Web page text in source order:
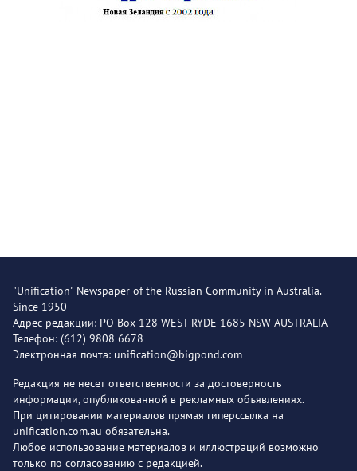
"Unification" Newspaper of the Russian Community in Australia.
Since 1950
Адрес редакции: PO Box 128 WEST RYDE 1685 NSW AUSTRALIA
Телефон: (612) 9808 6678
Электронная почта: unification@bigpond.com
Редакция не несет ответственности за достоверность
информации, опубликованной в рекламных объявлениях.
При цитировании материалов прямая гиперссылка на
unification.com.au обязательна.
Любое использование материалов и иллюстраций возможно
только по согласованию с редакцией.